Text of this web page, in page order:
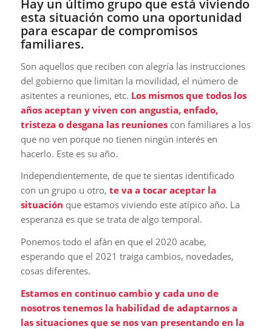
Hay un último grupo que está viviendo
esta situación como una oportunidad
para escapar de compromisos
familiares.
Son aquellos que reciben con alegría las instrucciones
del gobierno que limitan la movilidad, el número de
asitentes a reuniones, etc. Los mismos que todos los
años aceptan y viven con angustia, enfado,
tristeza o desgana las reunionescon familiares a los
que no ven porque no tienen ningún interés en
hacerlo. Este es su año.
Independientemente, de que te sientas identificado
con un grupo u otro, te va a tocar aceptar la
situación que estamos viviendo este atípico año. La
esperanza es que se trata de algo temporal.
Ponemos todo el afán en que el 2020 acabe,
esperando que el 2021 traiga cambios, novedades,
cosas diferentes.
Estamos en continuo cambio y cada uno de
nosotros tenemos la habilidad de adaptarnos a
las situaciones que se nos van presentando en la